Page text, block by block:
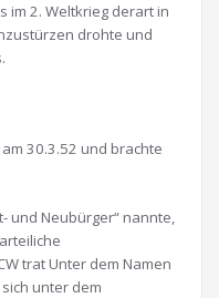
im 2. Weltkrieg derart in
drohte und
30.3.52 und brachte
und Neubürger“ nannte,
trat Unter dem Namen
unter dem